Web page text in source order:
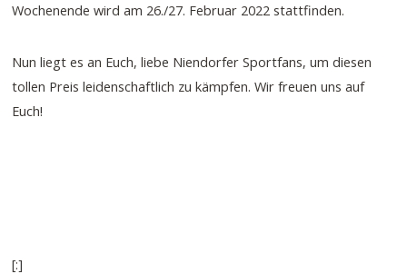
Wochenende wird am 26./27. Februar 2022 stattfinden.
Nun liegt es an Euch, liebe Niendorfer Sportfans, um diesen
tollen Preis leidenschaftlich zu kämpfen. Wir freuen uns auf
Euch!
[:]